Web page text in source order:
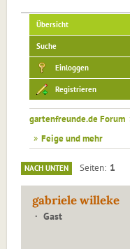
Übersicht
Suche
Einloggen
Registrieren
gartenfreunde.de Forum
» Feige und mehr
NACH UNTEN Seiten 1
gabriele willeke
Gast